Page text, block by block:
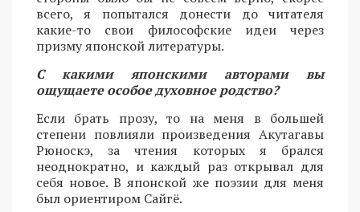
всего, я попытался донести до читателя
какие-то свои философские идеи через
призму японской литературы.
С какими японскими авторами вы
ощущаете особое духовное родство?
Если брать прозу, то на меня в большей
степени повлияли произведения Акутагавы
Рюноскэ, за чтения которых я брался
неоднократно, и каждый раз открывал для
себя новое. В японской же поэзии для меня
был ориентиром Сайгё.